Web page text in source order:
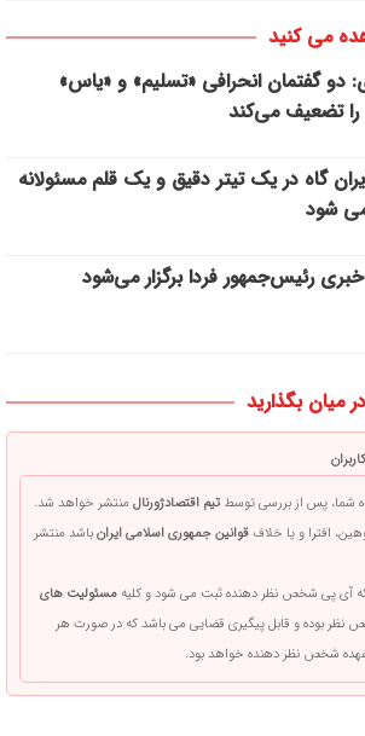
می کنید
دو گفتمان انحرافی «تسلیم» و «یاس»
تضعیف می‌کند
گاه در یک تیتر دقیق و یک قلم مسئولانه
شود
رئیس‌جمهور فردا برگزار می‌شود
میان بگذارید
شما، پس از بررسی توسطتیم اقتصادژورنالمنتشر خواهد شد.
افترا و یا خلافقوانین جمهوری اسلامی ایرانباشد منتشر
که آی پی شخص نظر دهنده ثبت می شود و کلیهمسئولیت های
بوده و قابل پیگیری قضایی می باشد که در صورت هر
شخص نظر دهنده خواهد بود.